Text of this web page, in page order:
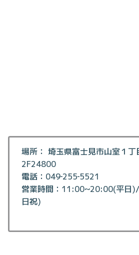
場所： 埼玉県富士見市山室１丁
2F24800
電話：049‐255‐5521
営業時間：11:00~20:00(平日
日祝)